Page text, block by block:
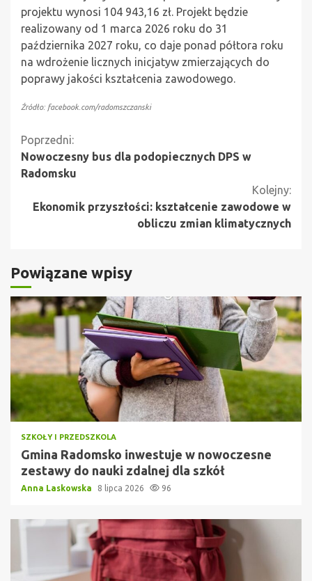
projektu wynosi 104 943,16 zł. Projekt będzie
realizowany od 1 marca 2026 roku do 31
października 2027 roku, co daje ponad półtora roku
na wdrożenie licznych inicjatyw zmierzających do
poprawy jakości kształcenia zawodowego.
Źródło: facebook.com/radomszczanski
Kontynuuj
czytanie
Poprzedni:
Nowoczesny bus dla podopiecznych DPS w
Radomsku
Kolejny:
Ekonomik przyszłości: kształcenie zawodowe w
obliczu zmian klimatycznych
Powiązane wpisy
SZKOŁY I PRZEDSZKOLA
Gmina Radomsko inwestuje w nowoczesne
zestawy do nauki zdalnej dla szkół
Anna Laskowska 8 lipca 2026 96